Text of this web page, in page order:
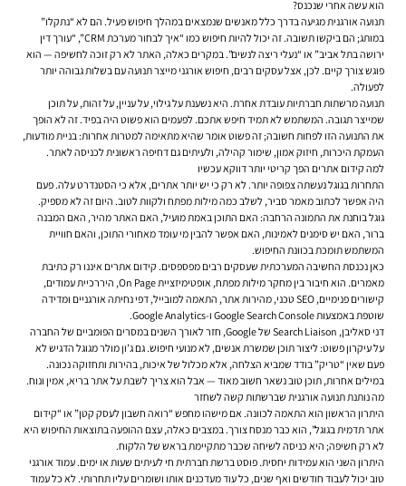
הוא עשה אחרי שנכנס?
תנועה אורגנית מגיעה בדרך כלל מאנשים שנמצאים במהלך חיפוש פעיל. הם לא “נתקלו”
במותג; הם ביקשו תשובה. זה יכול להיות חיפוש כמו “איך לבחור מערכת CRM”, “עורך דין
ירושה בתל אביב” או “נעלי ריצה לנשים”. במקרים כאלה, האתר לא רק זוכה לחשיפה — הוא
פוגש צורך קיים. לכן, אצל עסקים רבים, חיפוש אורגני מייצר תנועה עם בשלות גבוהה יותר
לפעולה.
תנועה מרשתות חברתיות עובדת אחרת. היא נשענת על גילוי, על עניין, על זהות, על תוכן
שמייצר תגובה. המשתמש לא תמיד חיפש אתכם. לפעמים הוא פשוט היה בפיד. זה לא הופך
את התנועה הזו לפחות חשובה; זה פשוט אומר שהיא מתאימה למטרות אחרות: בניית מודעות,
העמקת היכרות, חיזוק אמון, שימור קהילה, ולעיתים גם דחיפה ראשונית לכניסה לאתר.
למה קידום אתרים הפך קריטי יותר דווקא עכשיו
התחרות בגוגל נעשתה צפופה יותר. לא רק כי יש יותר אתרים, אלא כי הסטנדרט עלה. פעם
היה אפשר לכתוב מאמר סביר, לשלב כמה מילות מפתח ולקוות לטוב. היום זה לא מספיק.
גוגל בוחנת את התמונה הרחבה: האם התוכן באמת מועיל, האם האתר מהיר, האם המבנה
ברור, האם יש סימנים לאמינות, האם אפשר להבין מי עומד מאחורי התוכן, והאם חוויית
המשתמש תומכת בכוונת החיפוש.
כאן נכנסת החשיבה המערכתית שעסקים רבים מפספסים. קידום אתרים איננו רק כתיבת
מאמרים. הוא חיבור בין מחקר מילות מפתח, אופטימיזציית On Page, היררכיית עמודים,
קישורים פנימיים, SEO טכני, מהירות אתר, התאמה למובייל, דפי נחיתה אורגניים ומדידה
שוטפת באמצעות Google Search Console ו-Google Analytics.
דני סאליבן, Search Liaison של Google, חזר לאורך השנים במסרים הפומביים של החברה
על עיקרון פשוט: ליצור תוכן שמשרת אנשים, לא מנועי חיפוש. גם ג’ון מולר מגוגל הדגיש לא
פעם שאין “טריק” בודד שמביא הצלחה, אלא מכלול של איכות, בהירות ותחזוקה נכונה.
במילים אחרות, תוכן טוב נשאר חשוב מאוד — אבל הוא צריך לשבת על אתר בריא, אמין ונוח.
מה נותנת תנועה אורגנית שברשתות קשה לשחזר
היתרון הראשון הוא התאמה לכוונה. אם מישהו מחפש “רואה חשבון לעסק קטן” או “קידום
אתר תדמית בגוגל”, הוא כבר מנסח צורך. במצבים כאלה, עצם ההופעה בתוצאות החיפוש היא
לא רק חשיפה; היא כניסה לשיחה שכבר מתקיימת בראש של הלקוח.
היתרון השני הוא עמידות יחסית. פוסט ברשת חברתית חי לעיתים שעות או ימים. עמוד אורגני
טוב יכול לעבוד חודשים ואף שנים, כל עוד מעדכנים אותו ושומרים עליו תחרותי. לא כל עמוד